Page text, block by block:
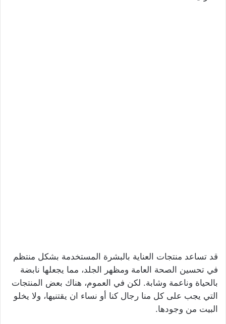
قد تساعد منتجات العناية بالبشرة المستخدمة بشكل منتظم
في تحسين الصحة العامة ومظهر الجلد، مما يجعلها نابضة
بالحياة وناعمة وشابة. لكن في العموم، هناك بعض المنتجات
التي يجب على كل منا رجال كنا أو نساء ان يقتنيها، ولا يخلو
البيت من وجودها.